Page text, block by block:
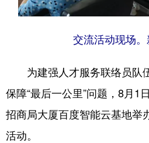
交流活动现场
为建强人才服务联络员队
保障“最后一公里”问题，8月1
招商局大厦百度智能云基地举
活动。